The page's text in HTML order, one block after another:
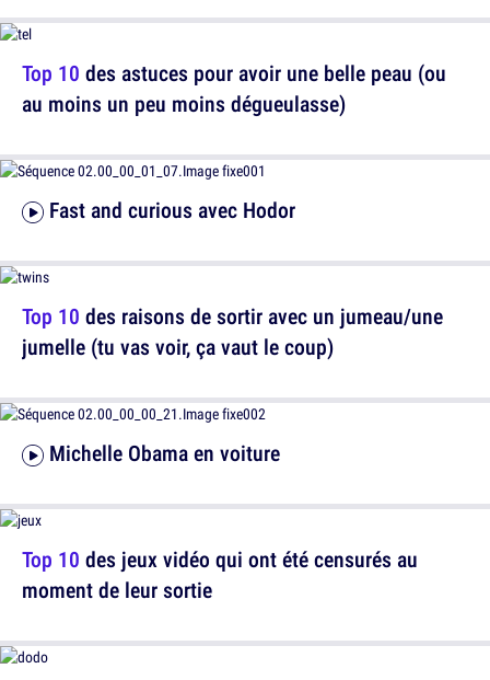
Top 10 des astuces pour avoir une belle peau (ou
au moins un peu moins dégueulasse)
Top 10 des raisons de sortir avec un jumeau/une
jumelle (tu vas voir, ça vaut le coup)
Fast and curious avec Hodor
Michelle Obama en voiture
Top 10 des jeux vidéo qui ont été censurés au
moment de leur sortie